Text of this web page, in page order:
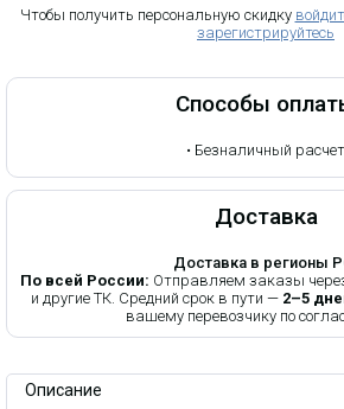
Чтобы получить персональную скидку
зарегистрируйтесь
Способы
• Безналичный расчет
Доставка
Доставка в регионы
По всей России: Отправляем заказы
и другие ТК. Средний срок в пути — 2–5
вашему перевозчику по
Описание